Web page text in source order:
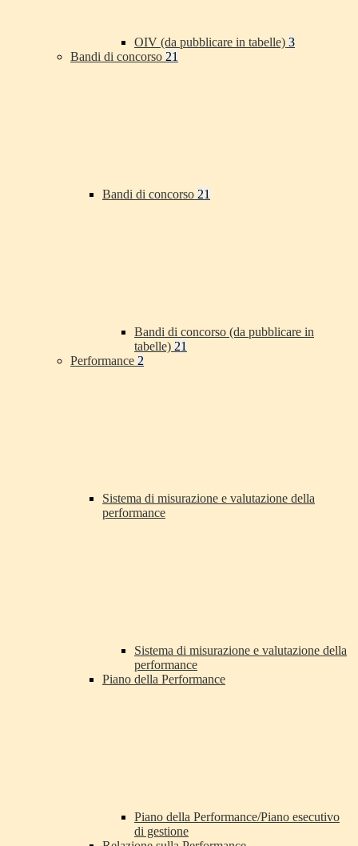
OIV (da pubblicare in tabelle) 3
Bandi di concorso 21
Bandi di concorso 21
Bandi di concorso (da pubblicare in
tabelle) 21
Performance 2
Sistema di misurazione e valutazione della
performance
Sistema di misurazione e valutazione della
performance
Piano della Performance
Piano della Performance/Piano esecutivo
di gestione